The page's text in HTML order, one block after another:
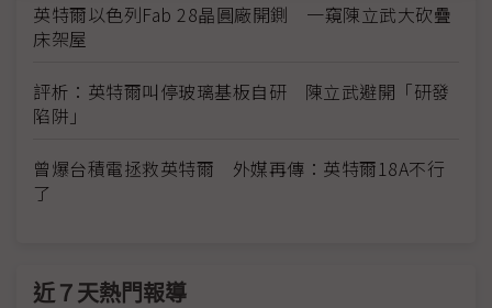
英特爾以色列Fab 28晶圓廠開鍘 一窺陳立武大砍疊
床架屋
評析：英特爾叫停玻璃基板自研 陳立武避開「研發
陷阱」
曾爆台積電拯救英特爾 外媒再傳：英特爾18A不行
了
近７天熱門報導